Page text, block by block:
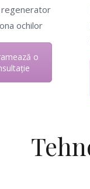
ochilor
o